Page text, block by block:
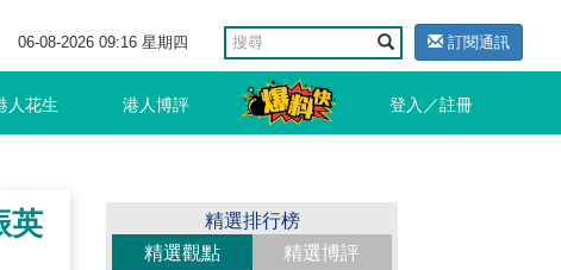
06-08-2026 09:16 星期四 訂閱通訊
人花生 港人博評 登入／註冊
英
精選排行榜
精選觀點
精選博評